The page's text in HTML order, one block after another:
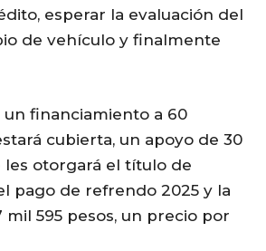
esperar la evaluación del
de vehículo y finalmente
financiamiento a 60
cubierta, un apoyo de 30
les otorgará el título de
pago de refrendo 2025 y la
595 pesos, un precio por